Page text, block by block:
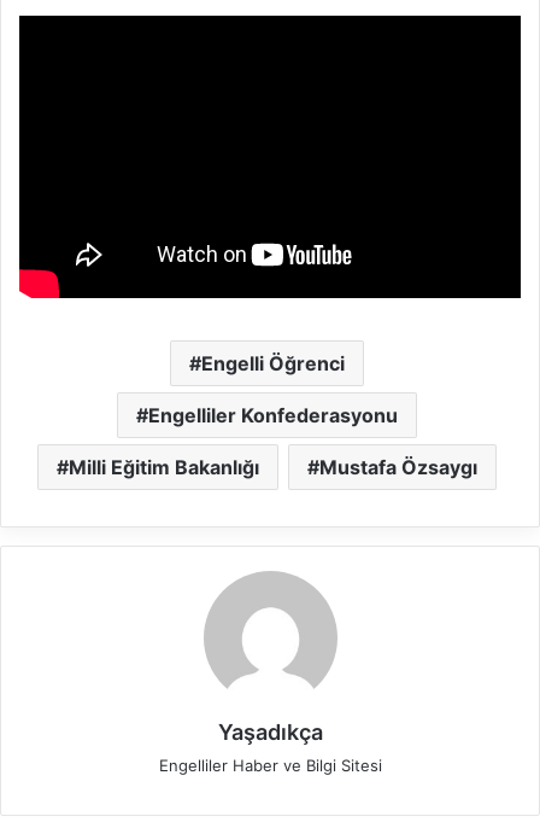
Engelli Öğrenci
Engelliler Konfederasyonu
Milli Eğitim Bakanlığı Mustafa Özsaygı
Yaşadıkça
Engelliler Haber ve Bilgi Sitesi